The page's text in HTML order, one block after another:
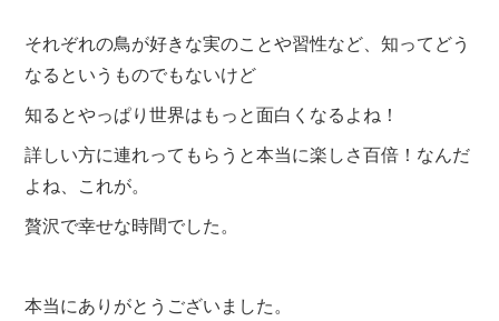
それぞれの鳥が好きな実のことや習性など、知ってどう
なるというものでもないけど
知るとやっぱり世界はもっと面白くなるよね！
詳しい方に連れってもらうと本当に楽しさ百倍！なんだ
よね、これが。
贅沢で幸せな時間でした。
本当にありがとうございました。